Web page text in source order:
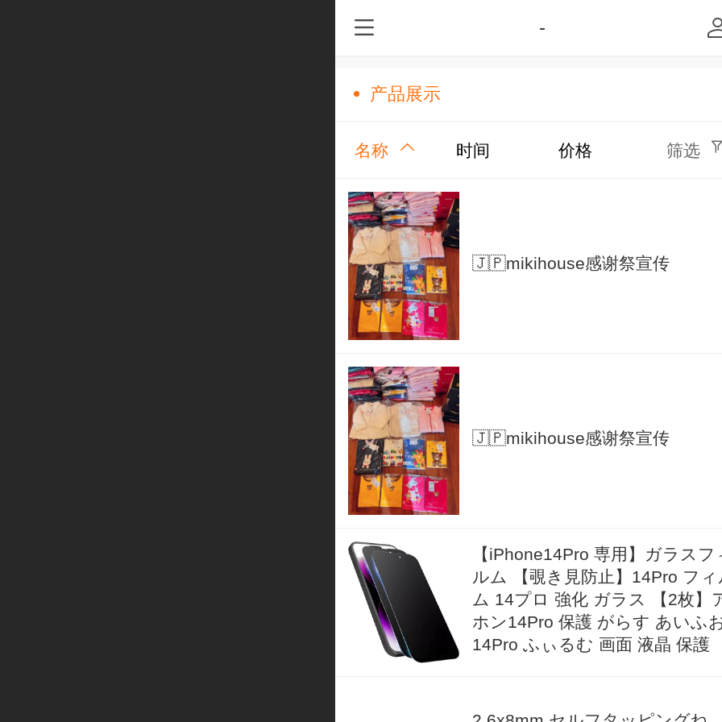
-
产品展示
名称 时间 价格 筛选
🇯🇵mikihouse感谢祭宣传
🇯🇵mikihouse感谢祭宣传
【iPhone14Pro 専用】ガラスフ
ルム 【覗き見防止】14Pro フィ
ム 14プロ 強化 ガラス 【2枚】
ホン14Pro 保護 がらす あいふ
14Pro ふぃるむ 画面 液晶 保護